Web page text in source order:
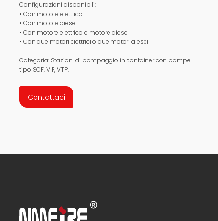
Configurazioni disponibili:
• Con motore elettrico
• Con motore diesel
• Con motore elettrico e motore diesel
• Con due motori elettrici o due motori diesel
Categoria: Stazioni di pompaggio in container con pompe
tipo SCF, VIF, VTP.
Contattaci